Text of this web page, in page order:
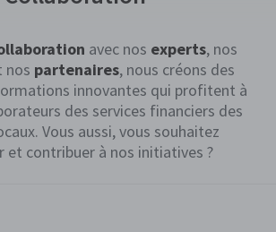
avec nos experts, nos
partenaires, nous créons des
innovantes qui profitent à
des services financiers des
Vous aussi, vous souhaitez
et contribuer à nos initiatives ?